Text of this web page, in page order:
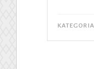
KATEGORIA